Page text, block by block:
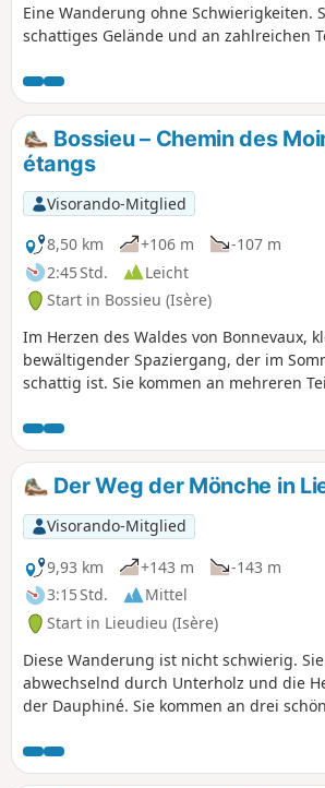
Eine Wanderung ohne Schwierigkeiten.
schattiges Gelände und an zahlreichen
Bossieu – Chemin des
étangs
Visorando-Mitglied
8,50 km
+106 m
-107 m
2:45 Std.
Leicht
Start in Bossieu (Isère)
Im Herzen des Waldes von Bonnevaux,
bewältigender Spaziergang, der im
schattig ist. Sie kommen an mehreren
Der Weg der Mönche in
Visorando-Mitglied
9,93 km
+143 m
-143 m
3:15 Std.
Mittel
Start in Lieudieu (Isère)
Diese Wanderung ist nicht schwierig.
abwechselnd durch Unterholz und die
der Dauphiné. Sie kommen an drei
Bonnevaux und dem Schloss Avril (oder
einigen Teichen.